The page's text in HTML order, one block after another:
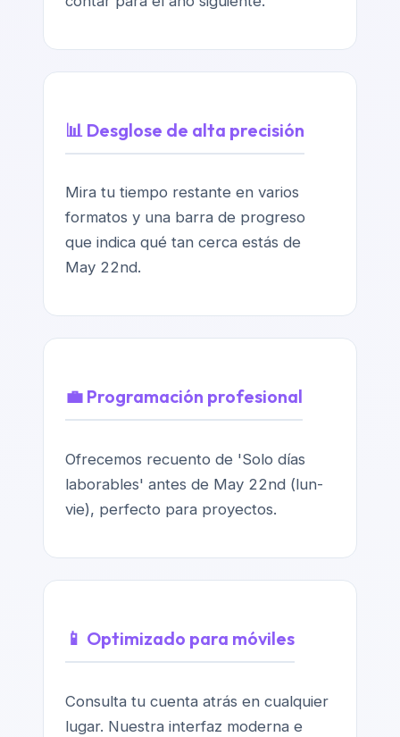
📊 Desglose de alta precisión
Mira tu tiempo restante en varios
formatos y una barra de progreso
que indica qué tan cerca estás de
May 22nd.
💼 Programación profesional
Ofrecemos recuento de 'Solo días
laborables' antes de May 22nd (lun-
vie), perfecto para proyectos.
📱 Optimizado para móviles
Consulta tu cuenta atrás en cualquier
lugar. Nuestra interfaz moderna e